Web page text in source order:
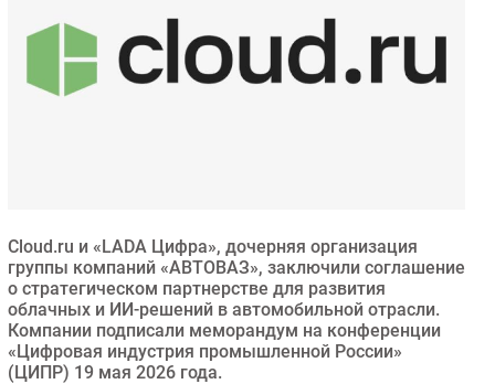
Outsourcing
Кадры
Инновации
CIO/Управление ИТ
Гаджеты
Здоровье
Cloud.ru и «LADA Цифра», дочерняя организация
группы компаний «АВТОВАЗ», заключили соглашение
о стратегическом партнерстве для развития
облачных и ИИ-решений в автомобильной отрасли.
Компании подписали меморандум на конференции
«Цифровая индустрия промышленной России»
(ЦИПР) 19 мая 2026 года.